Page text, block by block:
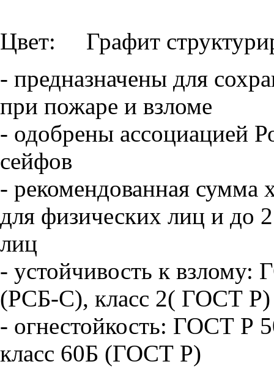
Цвет: Графит
- предназначены для
при пожаре и взломе
- одобрены ассоциацией
сейфов
- рекомендованная сумма
для физических лиц и до
лиц
- устойчивость к
(РСБ-С), класс 2( ГОСТ Р)
- огнестойкость: ГОСТ Р
класс 60Б (ГОСТ Р)